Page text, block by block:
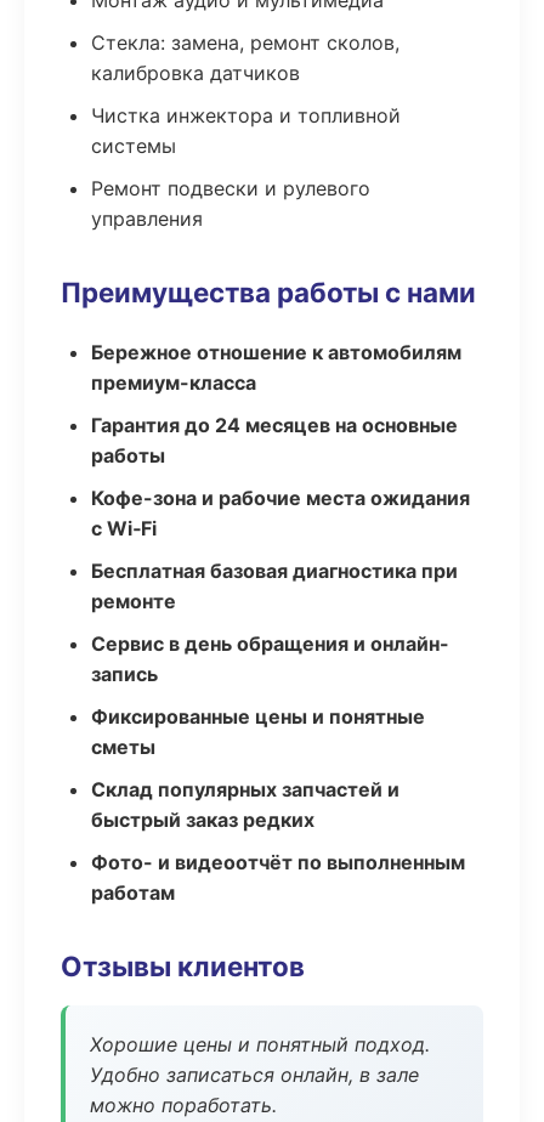
Стекла: замена, ремонт сколов,
калибровка датчиков
Чистка инжектора и топливной
системы
Ремонт подвески и рулевого
управления
Преимущества работы с нами
Бережное отношение к автомобилям
премиум-класса
Гарантия до 24 месяцев на основные
работы
Кофе-зона и рабочие места ожидания
с Wi‑Fi
Бесплатная базовая диагностика при
ремонте
Сервис в день обращения и онлайн-
запись
Фиксированные цены и понятные
сметы
Склад популярных запчастей и
быстрый заказ редких
Фото- и видеоотчёт по выполненным
работам
Отзывы клиентов
Хорошие цены и понятный подход.
Удобно записаться онлайн, в зале
можно поработать.